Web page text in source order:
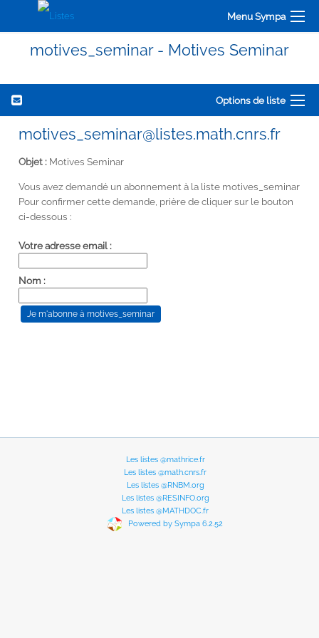
Menu Sympa
motives_seminar - Motives Seminar
Options de liste
motives_seminar@listes.math.cnrs.fr
Objet : Motives Seminar
Vous avez demandé un abonnement à la liste motives_seminar
Pour confirmer cette demande, prière de cliquer sur le bouton
ci-dessous :
Votre adresse email :
Nom :
Les listes @mathrice.fr
Les listes @math.cnrs.fr
Les listes @RNBM.org
Les listes @RESINFO.org
Les listes @MATHDOC.fr
Powered by Sympa 6.2.52